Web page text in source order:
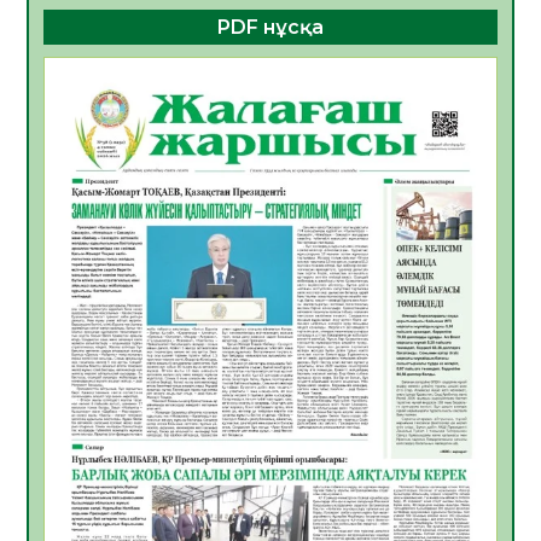
ҚҰРЫЛТАЙ САЙЛАУЫ – БОЛАШАҚҚА
БАСТАР ЖАУАПТЫ ТАҢДАУ
06.08.2026
Инфекциялық ауруларға қарсы иммундау
жұмыстарының тиімділігі
06.08.2026
54
Көкжөтел ауруы туралы
06.08.2026
52
АПВ вакцинасы туралы мәлімет
06.08.2026
51
Open Air: Қызылорда облысы полиция
департаменті 20 мыңнан астам
көрерменнің қауіпсіздігін қамтамасыз етті
06.08.2026
63
ҚЫЗЫЛОРДАДА «САНАЛЫ ҰРПАҚ –
PDF нұсқа